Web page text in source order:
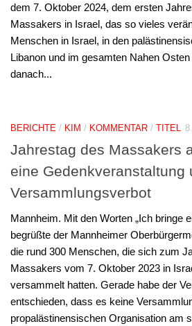
dem 7. Oktober 2024, dem ersten
Massakers in Israel, das so vieles
Menschen in Israel, in den
Libanon und im gesamten Nahen
danach...
BERICHTE / KIM / KOMMENTAR / TITEL
Jahrestag des Massakers
eine Gedenkveranstaltung
Versammlungsverbot
Mannheim. Mit den Worten „Ich bringe
begrüßte der Mannheimer
die rund 300 Menschen, die sich zum
Massakers vom 7. Oktober 2023 in
versammelt hatten. Gerade habe der
entschieden, dass es keine
propalästinensischen Organisation am